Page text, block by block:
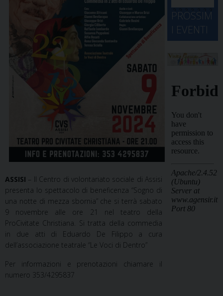
ASSISI – Il Centro di volontariato sociale di Assisi
presenta lo spettacolo di beneficenza “Sogno di
una notte di mezza sbornia” che si terrà sabato
9 novembre alle ore 21 nel teatro della
ProCivitate Christiana. Si tratta della commedia
in due atti di Eduardo De Filippo a cura
dell’associazione teatrale “Le Voci di Dentro”
Per informazioni e prenotazioni chiamare il
numero 353/4295837
2
4
2
5
2
6
2
7
2
8
2
9
3
0
3
1 1 2 3 4 5 6
PROSSIM
I EVENTI